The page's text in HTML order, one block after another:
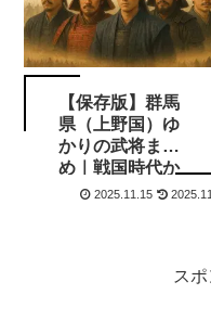
【保存版】群馬
県（上野国）ゆ
かりの武将まと
め｜戦国時代か
ら南北朝までを
2025.11.15
ス